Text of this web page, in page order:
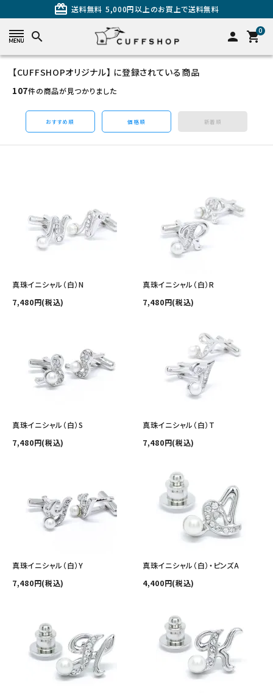
card_giftcard 送料無料 5,000円以上のお買上で送料無料
search person 0
shopping_cart
search
カテゴリーから探す
カフスを探す
その他の商品を探す
ご利用ガイド
カフス相談室
【CUFFSHOPオリジナル】 に登録されている商品
107件の商品が見つかりました
おすすめ順 価格順 新着順
真珠イニシャル（白）N
7,480円(税込)
真珠イニシャル（白）R
7,480円(税込)
真珠イニシャル（白）S
7,480円(税込)
真珠イニシャル（白）T
7,480円(税込)
真珠イニシャル（白）Y
7,480円(税込)
真珠イニシャル（白）・ピンズA
4,400円(税込)